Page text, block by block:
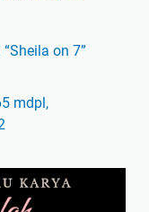
on 7”
mdpl,